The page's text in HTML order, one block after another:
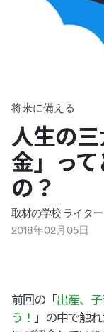
将来に備える
人生の
金」っ
の？
取材の学校 ライタ
2018年02月 05日
前回の「出産、
う！ 」の中で触